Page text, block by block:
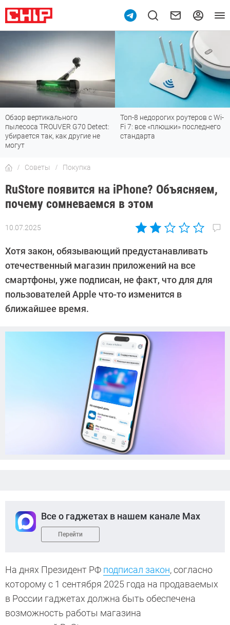
Обзор вертикального
пылесоса TROUVER G70 Detect:
убирается так, как другие не
могут
Топ-8 недорогих роутеров с Wi-
Fi 7: все «плюшки» последнего
стандарта
Советы Покупка
RuStore появится на iPhone? Объясняем,
почему сомневаемся в этом
10.07.2025
Автор:
Иванов
Хотя закон, обязывающий предустанавливать
отечественный магазин приложений на все
смартфоны, уже подписан, не факт, что для для
пользователей Apple что-то изменится в
ближайшее время.
Все о гаджетах в нашем канале Max
Перейти
На днях Президент РФ подписал закон, согласно
которому с 1 сентября 2025 года на продаваемых
в России гаджетах должна быть обеспечена
возможность работы магазина